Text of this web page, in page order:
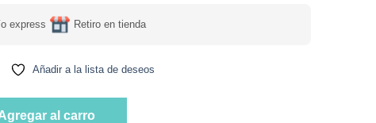
express Retiro en tienda
Añadir a la lista de deseos
500 Grs Marca Andina Grains cantidad
al carro